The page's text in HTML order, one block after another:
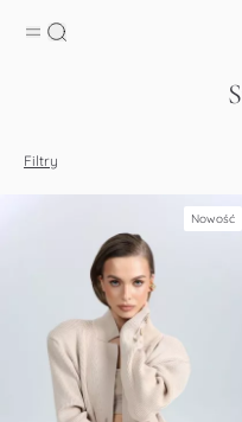
Filtry
Nowość